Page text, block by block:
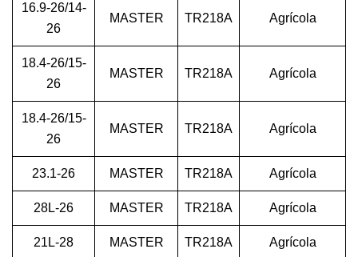
16.9-26/14-
26
MASTER TR218A Agrícola
18.4-26/15-
26
MASTER TR218A Agrícola
18.4-26/15-
26
MASTER TR218A Agrícola
23.1-26 MASTER TR218A Agrícola
28L-26 MASTER TR218A Agrícola
21L-28 MASTER TR218A Agrícola